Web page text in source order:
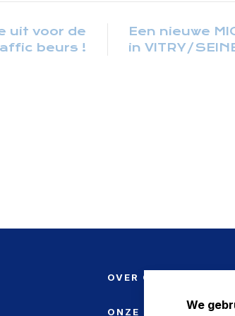
uit voor de
beurs !
Een nieuwe
in VITRY/
OVER ONS
ONZE PRODUCTEN
We